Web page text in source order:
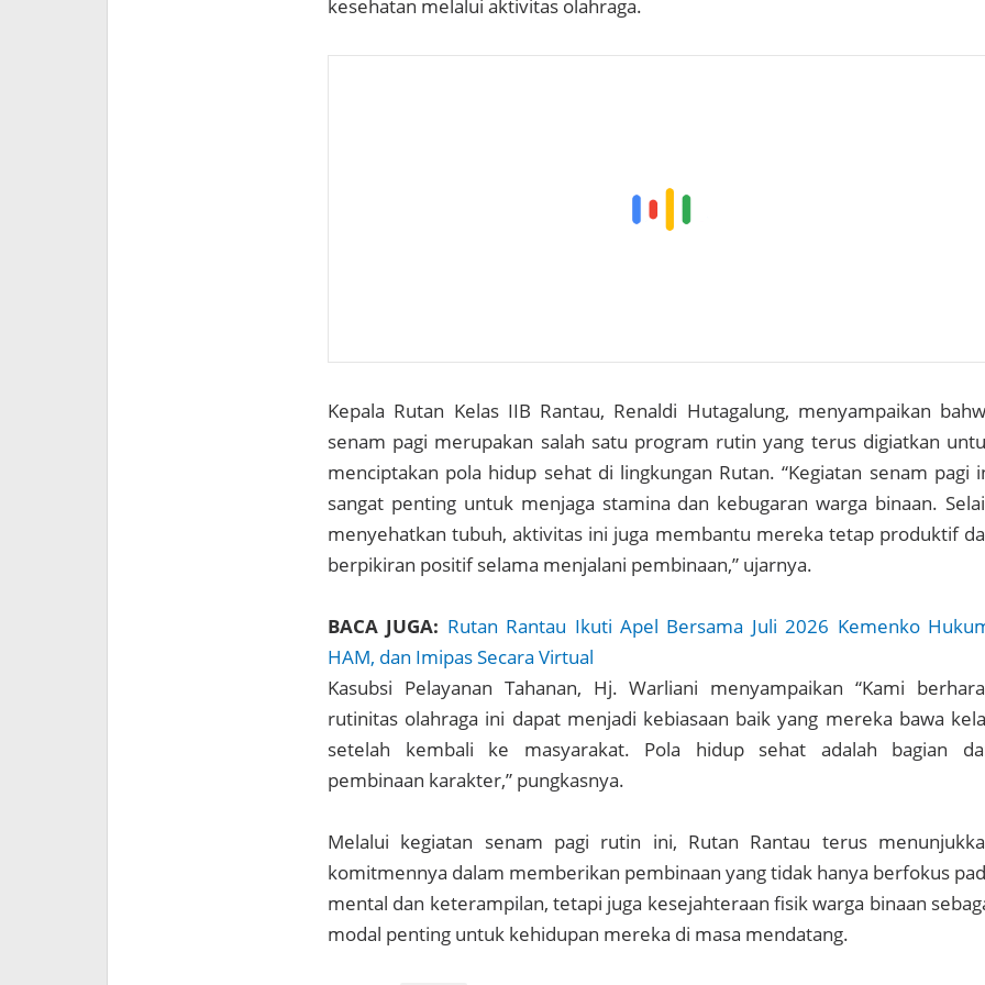
kesehatan melalui aktivitas olahraga.
Kepala Rutan Kelas IIB Rantau, Renaldi Hutagalung, menyampaikan
senam pagi merupakan salah satu program rutin yang terus digiatkan
menciptakan pola hidup sehat di lingkungan Rutan. “Kegiatan senam pagi
sangat penting untuk menjaga stamina dan kebugaran warga binaan.
menyehatkan tubuh, aktivitas ini juga membantu mereka tetap produktif
berpikiran positif selama menjalani pembinaan,” ujarnya.
BACA JUGA: Rutan Rantau Ikuti Apel Bersama Juli 2026 Kemenko
HAM, dan Imipas Secara Virtual
Kasubsi Pelayanan Tahanan, Hj. Warliani menyampaikan “Kami
rutinitas olahraga ini dapat menjadi kebiasaan baik yang mereka bawa
setelah kembali ke masyarakat. Pola hidup sehat adalah bagian
pembinaan karakter,” pungkasnya.
Melalui kegiatan senam pagi rutin ini, Rutan Rantau terus
komitmennya dalam memberikan pembinaan yang tidak hanya berfokus
mental dan keterampilan, tetapi juga kesejahteraan fisik warga binaan
modal penting untuk kehidupan mereka di masa mendatang.